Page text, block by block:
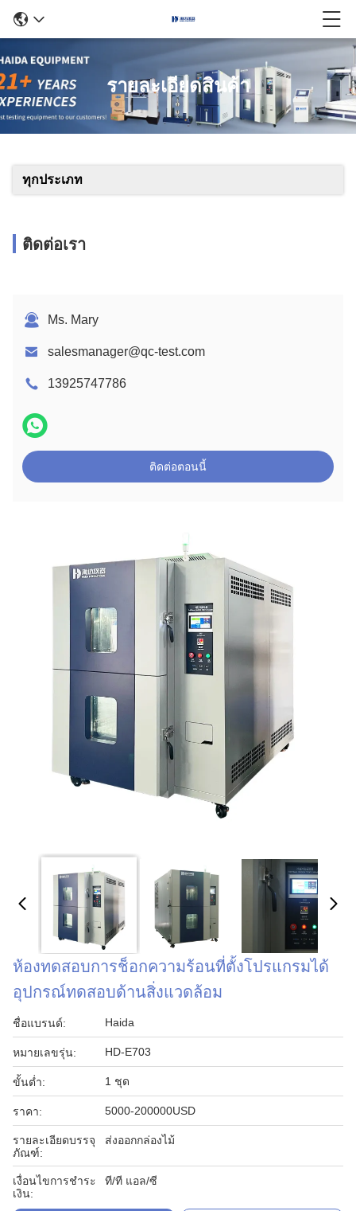
รายละเอียดสินค้า
ทุกประเภท
ติดต่อเรา
Ms. Mary
salesmanager@qc-test.com
13925747786
ติดต่อตอนนี้
ห้องทดสอบการช็อกความร้อนที่ตั้งโปรแกรมได้
อุปกรณ์ทดสอบด้านสิ่งแวดล้อม
ชื่อแบรนด์: Haida
หมายเลขรุ่น: HD-E703
ขั้นต่ำ: 1 ชุด
ราคา: 5000-200000USD
รายละเอียดบรรจุ
ภัณฑ์:
ส่งออกกล่องไม้
เงื่อนไขการชำระ
เงิน:
ที/ที แอล/ซี